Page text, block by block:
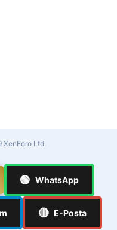
Ltd.
🟢 WhatsApp
🔴 E-Posta